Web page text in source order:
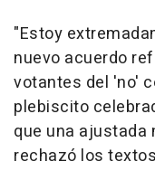
"Estoy
nuevo acuerdo
votantes del 'no'
plebiscito
que una ajustada
rechazó los